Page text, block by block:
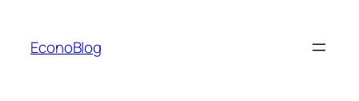
contenido
EconoBlog